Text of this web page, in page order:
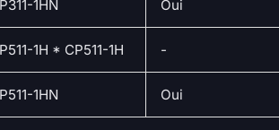
1HN Oui
1H * CP511-1H -
1HN Oui